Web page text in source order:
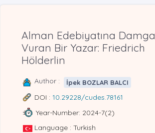
Alman Edebiyatına Damga
Vuran Bir Yazar: Friedrich
Hölderlin
Author : İpek BOZLAR BALCI
DOI : 10.29228/cudes.78161
Year-Number: 2024-7(2)
Language : Turkish